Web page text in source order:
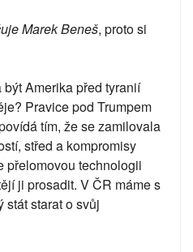
Marek Beneš, proto si
Amerika před tyranií
Pravice pod Trumpem
tím, že se zamilovala
střed a kompromisy
přelomovou technologii
ji prosadit. V ČR máme s
stát starat o svůj